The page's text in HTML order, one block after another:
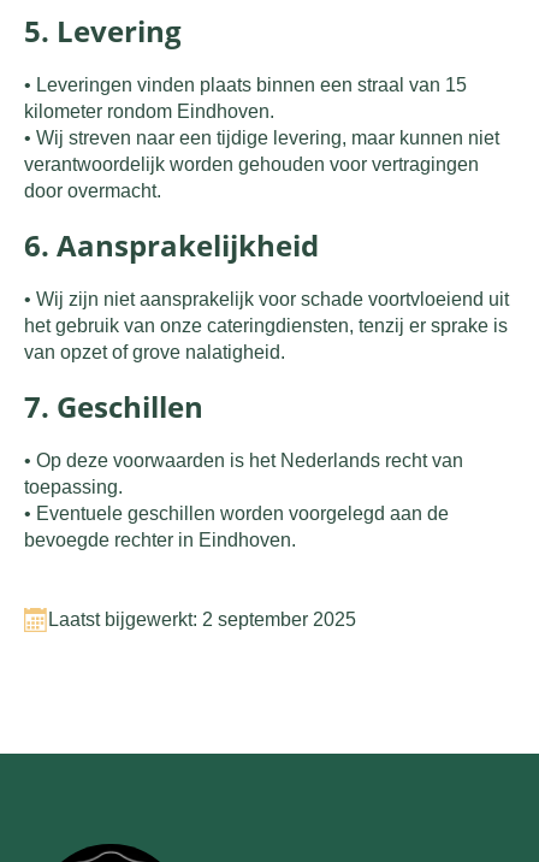
5. Levering
• Leveringen vinden plaats binnen een straal van 15
kilometer rondom Eindhoven.
• Wij streven naar een tijdige levering, maar kunnen niet
verantwoordelijk worden gehouden voor vertragingen
door overmacht.
6. Aansprakelijkheid
• Wij zijn niet aansprakelijk voor schade voortvloeiend uit
het gebruik van onze cateringdiensten, tenzij er sprake is
van opzet of grove nalatigheid.
7. Geschillen
• Op deze voorwaarden is het Nederlands recht van
toepassing.
• Eventuele geschillen worden voorgelegd aan de
bevoegde rechter in Eindhoven.
Laatst bijgewerkt: 2 september 2025